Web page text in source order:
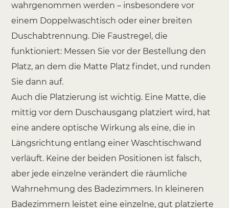
wahrgenommen werden – insbesondere vor
einem Doppelwaschtisch oder einer breiten
Duschabtrennung. Die Faustregel, die
funktioniert: Messen Sie vor der Bestellung den
Platz, an dem die Matte Platz findet, und runden
Sie dann auf.
Auch die Platzierung ist wichtig. Eine Matte, die
mittig vor dem Duschausgang platziert wird, hat
eine andere optische Wirkung als eine, die in
Längsrichtung entlang einer Waschtischwand
verläuft. Keine der beiden Positionen ist falsch,
aber jede einzelne verändert die räumliche
Wahrnehmung des Badezimmers. In kleineren
Badezimmern leistet eine einzelne, gut platzierte